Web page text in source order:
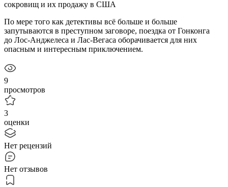
сокровищ и их продажу в США
По мере того как детективы всё больше и больше
запутываются в преступном заговоре, поездка от Гонконга
до Лос-Анджелеса и Лас-Вегаса оборачивается для них
опасным и интересным приключением.
9
просмотров
3
оценки
Нет рецензий
Нет отзывов